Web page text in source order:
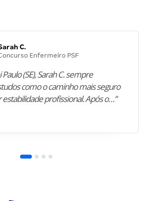
C.
Enfermeiro PSF
(SE), Sarah C. sempre
como o caminho mais seguro
profissional. Após o…”